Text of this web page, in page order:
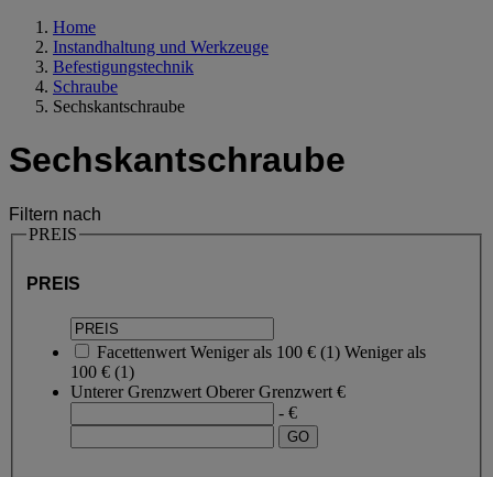
Home
Instandhaltung und Werkzeuge
Befestigungstechnik
Schraube
Sechskantschraube
Sechskantschraube
Filtern nach
PREIS
PREIS
Facettenwert Weniger als 100 € (1) Weniger als
100 € (1)
Unterer Grenzwert Oberer Grenzwert €
- €